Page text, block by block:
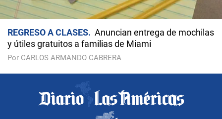
REGRESO A CLASES
Anuncian entrega de mochilas
y útiles gratuitos a familias de Miami
Por CARLOS ARMANDO CABRERA